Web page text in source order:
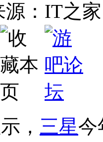
源：IT之家
， 三星今